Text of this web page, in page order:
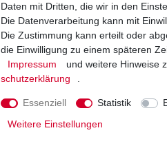
Bremsbeläge EBC FA 419 FA419 Suzuki
Daten mit Dritten, die wir in den
Die Datenverarbeitung kann mit
Die Zustimmung kann erteilt oder
die Einwilligung zu einem späteren
Impressum
und weitere Hinweise
schutz­erklärung
Essenziell Statistik
Weitere Einstellungen